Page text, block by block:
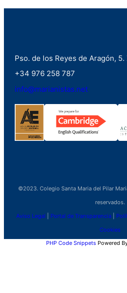
Pso. de los Reyes de Aragón, 5.
+34 976 258 787
info@marianistas.net
©2023. Colegio Santa Maria del Pilar
reservados.
Aviso Legal Portal de Transparencia
Cookies
PHP Code Snippets Powered